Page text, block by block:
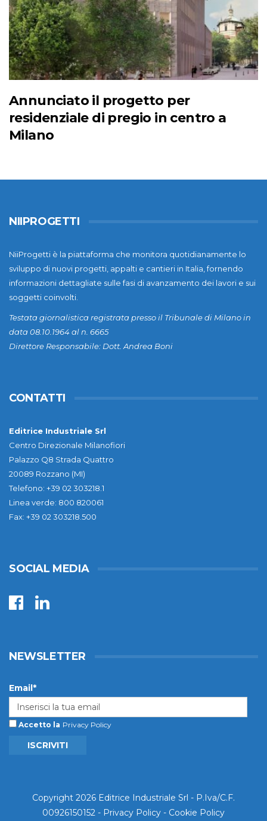
Annunciato il progetto per
residenziale di pregio in centro a
Milano
NIIPROGETTI
NiiProgetti è la piattaforma che monitora quotidianamente lo
sviluppo di nuovi progetti, appalti e cantieri in Italia, fornendo
informazioni dettagliate sulle fasi di avanzamento dei lavori e sui
soggetti coinvolti.
Testata giornalistica registrata presso il Tribunale di Milano in
data 08.10.1964 al n. 6665
Direttore Responsabile: Dott. Andrea Boni
CONTATTI
Editrice Industriale Srl
Centro Direzionale Milanofiori
Palazzo Q8 Strada Quattro
20089 Rozzano (MI)
Telefono: +39 02 303218.1
Linea verde: 800 820061
Fax: +39 02 303218.500
SOCIAL MEDIA
NEWSLETTER
Email*
Accetto la Privacy Policy
ISCRIVITI
Copyright 2026 Editrice Industriale Srl - P.Iva/C.F.
00926150152 - Privacy Policy - Cookie Policy